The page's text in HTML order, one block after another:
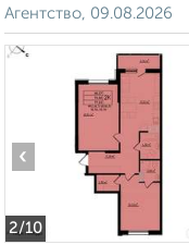
Агентство, 09.08.2026
2/10
‹